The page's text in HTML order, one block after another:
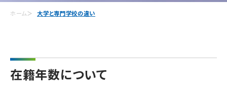
ホーム 大学と専門学校の違い
在籍年数について